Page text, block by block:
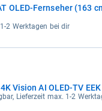
OLED-Fernseher (163
2 Werktagen bei dir
Vision AI OLED-TV EEK
Lieferzeit max. 1-2